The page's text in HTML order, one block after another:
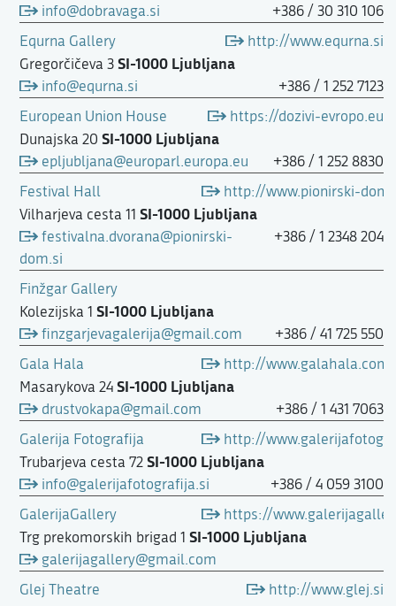
+386 / 30 310 106
info@dobravaga.si
http://www.equrna.si
Equrna Gallery
Gregorčičeva 3 SI-1000 Ljubljana
+386 / 1 252 7123
info@equrna.si
https://dozivi-evropo.eu
European Union House
Dunajska 20 SI-1000 Ljubljana
+386 / 1 252 8830
epljubljana@europarl.europa.eu
http://www.pionirski-
Festival Hall
Vilharjeva cesta 11 SI-1000 Ljubljana
+386 / 1 2348 204
festivalna.dvorana@pionirski-
dom.si
Finžgar Gallery
Kolezijska 1 SI-1000 Ljubljana
+386 / 41 725 550
finzgarjevagalerija@gmail.com
http://www.galahala.com
Gala Hala
Masarykova 24 SI-1000 Ljubljana
+386 / 1 431 7063
drustvokapa@gmail.com
http://
Galerija Fotografija
Trubarjeva cesta 72 SI-1000 Ljubljana
+386 / 4 059 3100
info@galerijafotografija.si
https://
GalerijaGallery
Trg prekomorskih brigad 1 SI-1000 Ljubljana
galerijagallery@gmail.com
http://www.glej.si
Glej Theatre